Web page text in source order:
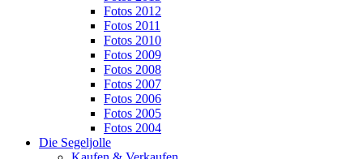
Fotos 2012
Fotos 2011
Fotos 2010
Fotos 2009
Fotos 2008
Fotos 2007
Fotos 2006
Fotos 2005
Fotos 2004
Die Segeljolle